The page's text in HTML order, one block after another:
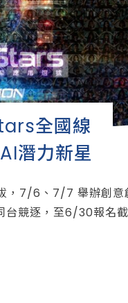
全國線
潛力新星
，7/6、7/7 舉辦創意
台競逐，至6/30報名截